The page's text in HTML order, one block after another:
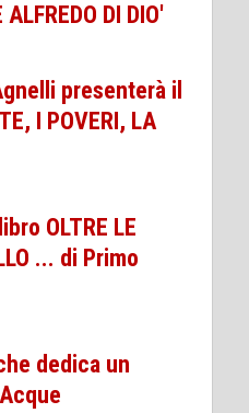
DI DIO'
presenterà il
I POVERI, LA
OLTRE LE
... di Primo
dedica un